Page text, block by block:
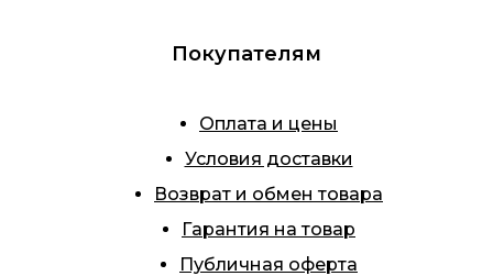
Покупателям
Оплата и цены
Условия доставки
Возврат и обмен товара
Гарантия на товар
Публичная оферта